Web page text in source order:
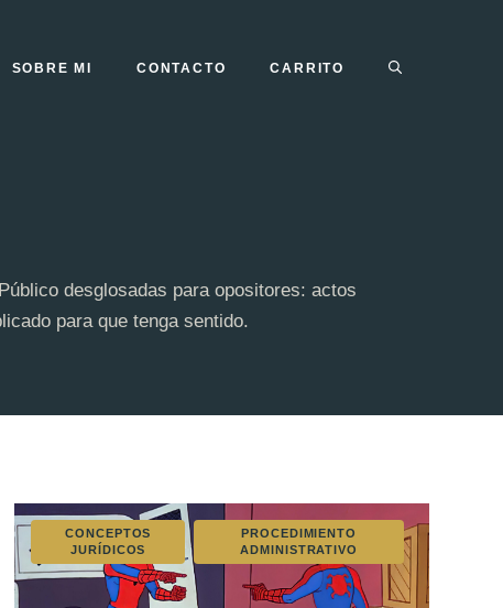
SOBRE MI CONTACTO CARRITO
desglosadas para opositores: actos
para que tenga sentido.
CONCEPTOS
JURÍDICOS
PROCEDIMIENTO
ADMINISTRATIVO